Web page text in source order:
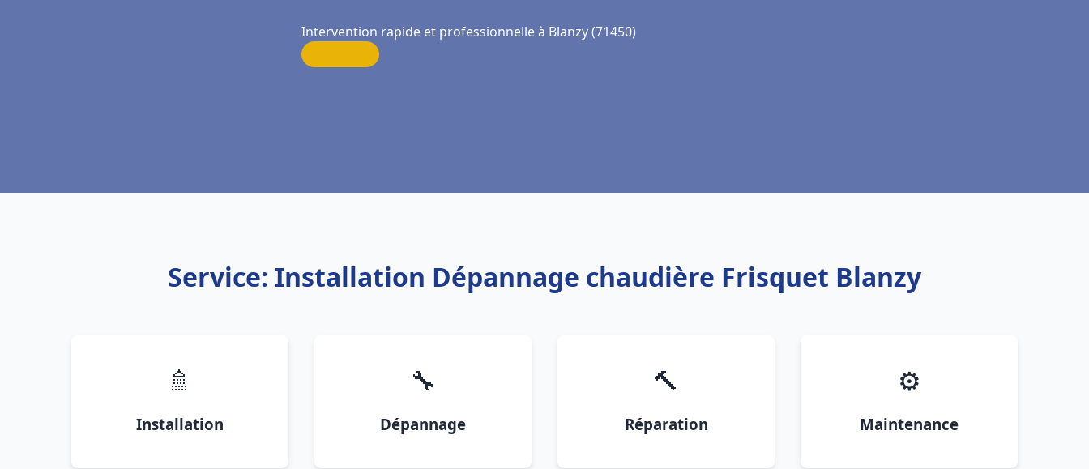
Intervention rapide et professionnelle à Blanzy (71450)
Service: Installation Dépannage chaudière Frisquet Blanzy
🚿
Installation
🔧
Dépannage
🔨
Réparation
⚙️
Maintenance